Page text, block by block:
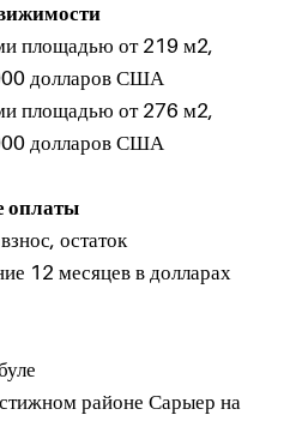
площадью от 219 м2,
долларов США
площадью от 276 м2,
долларов США
оплаты
остаток
12 месяцев в долларах
районе Сарыер на